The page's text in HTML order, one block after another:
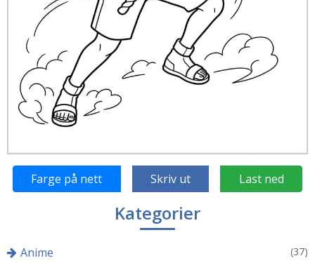
Farge på nett Skriv ut Last ned
Kategorier
Anime (37)